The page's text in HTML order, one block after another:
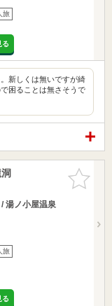
旅
る
新しくは無いですが綺
困ることは無さそうで
お気に入
りに追加
湯ノ小屋温泉
旅
る